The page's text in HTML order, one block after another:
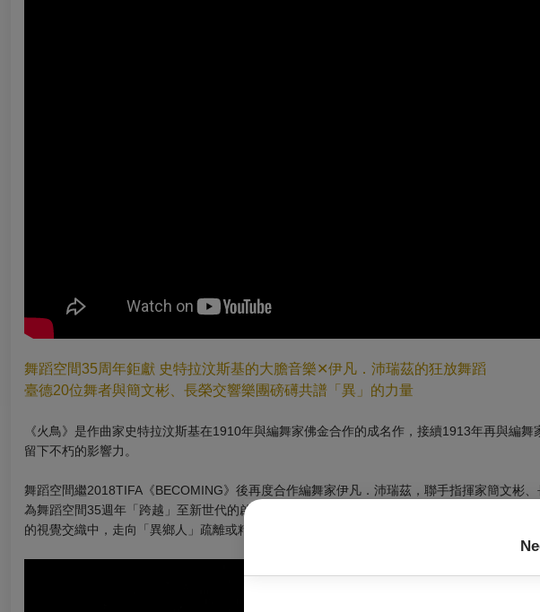
舞蹈空間35周年鉅獻 史特拉汶斯基的大膽音樂✕伊凡．沛瑞茲的狂放舞蹈
臺德20位舞者與簡文彬、長榮交響樂團磅礡共譜「異」的力量
《火鳥》是作曲家史特拉汶斯基在1910年與編舞家佛金合作的成名作，接續1913年再與編
留下不朽的影響力。
舞蹈空間繼2018TIFA《BECOMING》後再度合作編舞家伊凡．沛瑞茲，聯手指揮家簡文彬
為舞蹈空間35週年「跨越」至新世代的啟點。《火鳥．春之祭》出色掌握對經典的新詮釋，
的視覺交織中，走向「異鄉人」疏離或精神深淵的臨界點。